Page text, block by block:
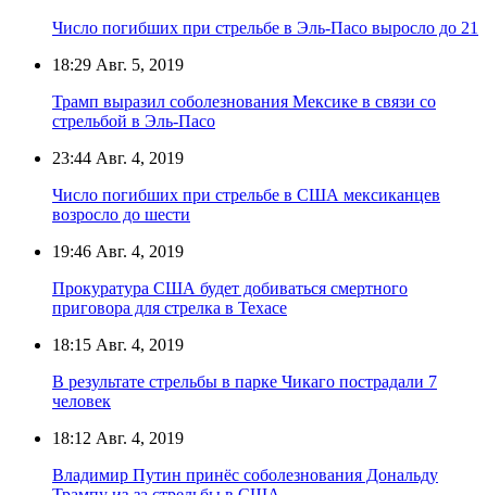
Число погибших при стрельбе в Эль-Пасо выросло до 21
18:29 Авг. 5, 2019
Трамп выразил соболезнования Мексике в связи со
стрельбой в Эль-Пасо
23:44 Авг. 4, 2019
Число погибших при стрельбе в США мексиканцев
возросло до шести
19:46 Авг. 4, 2019
Прокуратура США будет добиваться смертного
приговора для стрелка в Техасе
18:15 Авг. 4, 2019
В результате стрельбы в парке Чикаго пострадали 7
человек
18:12 Авг. 4, 2019
Владимир Путин принёс соболезнования Дональду